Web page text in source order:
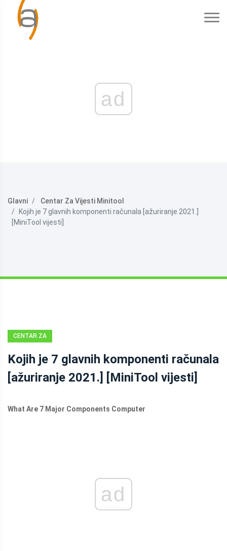
ad
Glavni
Centar Za Vijesti Minitool
Kojih je 7 glavnih komponenti računala [ažuriranje 2021.]
[MiniTool vijesti]
CENTAR ZA
MINITOOL
Kojih je 7 glavnih komponenti računala
[ažuriranje 2021.] [MiniTool vijesti]
What Are 7 Major Components Computer
ad